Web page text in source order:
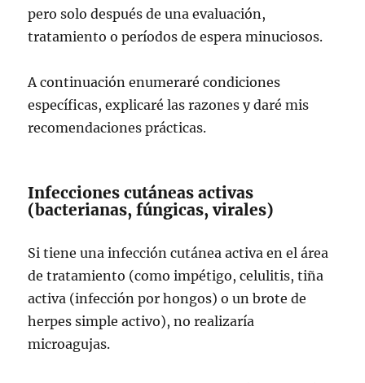
pero solo después de una evaluación,
tratamiento o períodos de espera minuciosos.
A continuación enumeraré condiciones
específicas, explicaré las razones y daré mis
recomendaciones prácticas.
Infecciones cutáneas activas
(bacterianas, fúngicas, virales)
Si tiene una infección cutánea activa en el área
de tratamiento (como impétigo, celulitis, tiña
activa (infección por hongos) o un brote de
herpes simple activo), no realizaría
microagujas.